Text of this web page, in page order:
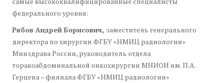
федерального уровня:
Рябов Андрей Борисович, заместитель генерального
директора по хирургии ФГБУ «НМИЦ радиологии»
Минздрава России, руководитель отдела
торакоабдоминальной онкохирургии МНИОИ им. П.А.
Герцена – филиала ФГБУ «НМИЦ радиологии»